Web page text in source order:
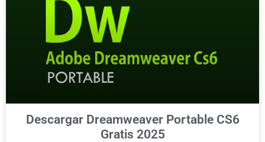
Descargar Dreamweaver Portable CS6
Gratis 2025